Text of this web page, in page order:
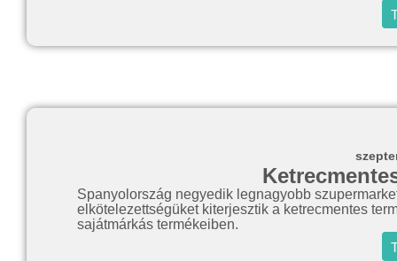
Spanyolország negyedik legnagyobb
elkötelezettségüket kiterjesztik a ketrecmentes
sajátmárkás termékeiben.